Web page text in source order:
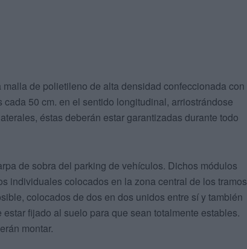
de polietileno de alta densidad confeccionada con
50 cm. en el sentido longitudinal, arriostrándose
éstas deberán estar garantizadas durante todo
de sobra del parking de vehículos. Dichos módulos
individuales colocados en la zona central de los tramos
colocados de dos en dos unidos entre sí y también
fijado al suelo para que sean totalmente estables.
montar.